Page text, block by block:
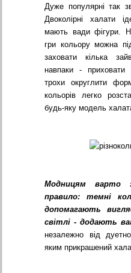
Дуже популярні так
Двоколірні халати
мають вади фігури.
гри кольору можна
заховати кілька
навпаки -
трохи округлити
кольорів легко
будь-яку модель
Модницям варто
правило: темні
допомагають
світлі - додають
незалежно від
яким прикрашений